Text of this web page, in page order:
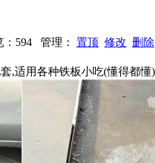
：594 管理： 置顶 修改 删除
,适用各种铁板小吃(懂得